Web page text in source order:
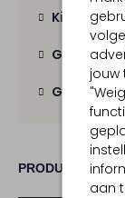
jouw
aan
Kies zelf
Gratis
Gratis
PRODUCT